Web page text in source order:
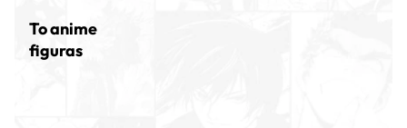
To anime
figuras